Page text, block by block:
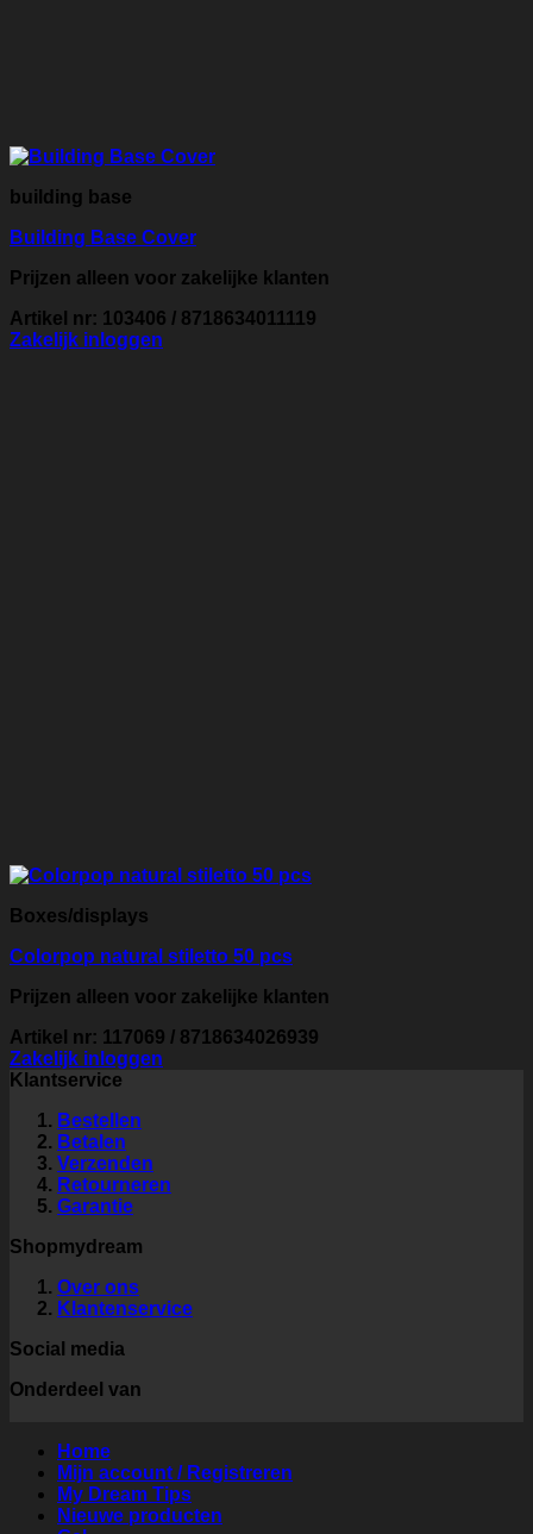
building base
Building Base Cover
Prijzen alleen voor zakelijke klanten
Artikel nr: 103406 / 8718634011119
Zakelijk inloggen
Boxes/displays
Colorpop natural stiletto 50 pcs
Prijzen alleen voor zakelijke klanten
Artikel nr: 117069 / 8718634026939
Zakelijk inloggen
Klantservice
Bestellen
Betalen
Verzenden
Retourneren
Garantie
Shopmydream
Over ons
Klantenservice
Social media
Onderdeel van
Home
Mijn account / Registreren
My Dream Tips
Nieuwe producten